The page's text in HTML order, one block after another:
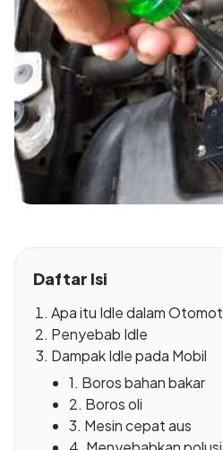
Daftar Isi
Apa itu Idle dalam
Penyebab Idle
Dampak Idle pada Mobil
1. Boros bahan bakar
2. Boros oli
3. Mesin cepat aus